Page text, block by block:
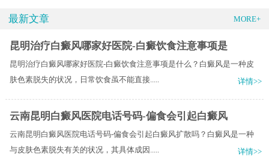
最新文章 MORE+
昆明治疗白癜风哪家好医院-白癜饮食注意事项是
昆明治疗白癜风哪家好医院-白癜饮食注意事项是什么？白癜风是一种皮
肤色素脱失的状况，日常饮食虽不能直接.....
详情>>
云南昆明白癜风医院电话号码-偏食会引起白癜风
云南昆明白癜风医院电话号码-偏食会引起白癜风扩散吗？白癜风是一种
与皮肤色素脱失有关的状况，其具体成因.....
详情>>